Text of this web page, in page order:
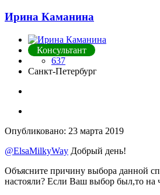
Ирина Каманина
Консультант
637
Санкт-Петербург
Опубликовано: 23 марта 2019
@ElsaMilkyWay Добрый день!
Объясните причину выбора данной
настояли? Если Ваш выбор был,то на